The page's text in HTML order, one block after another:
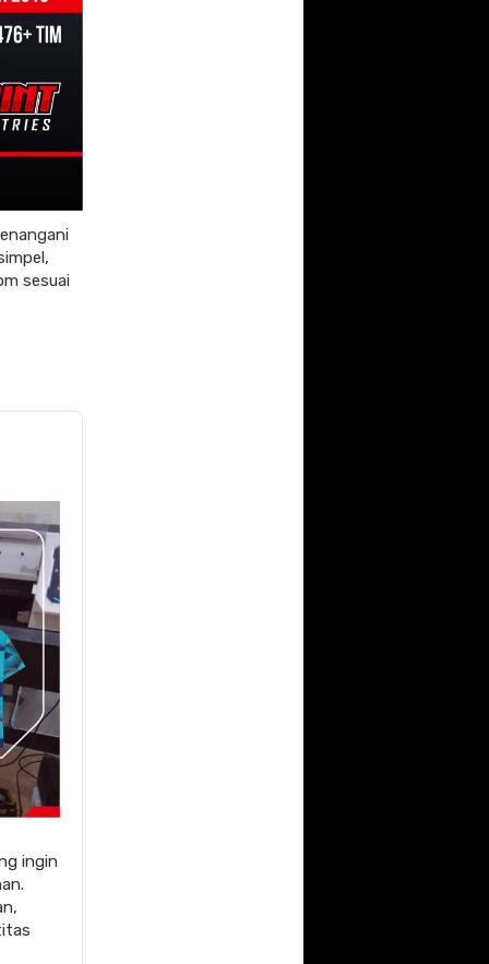
sesuai
ingin